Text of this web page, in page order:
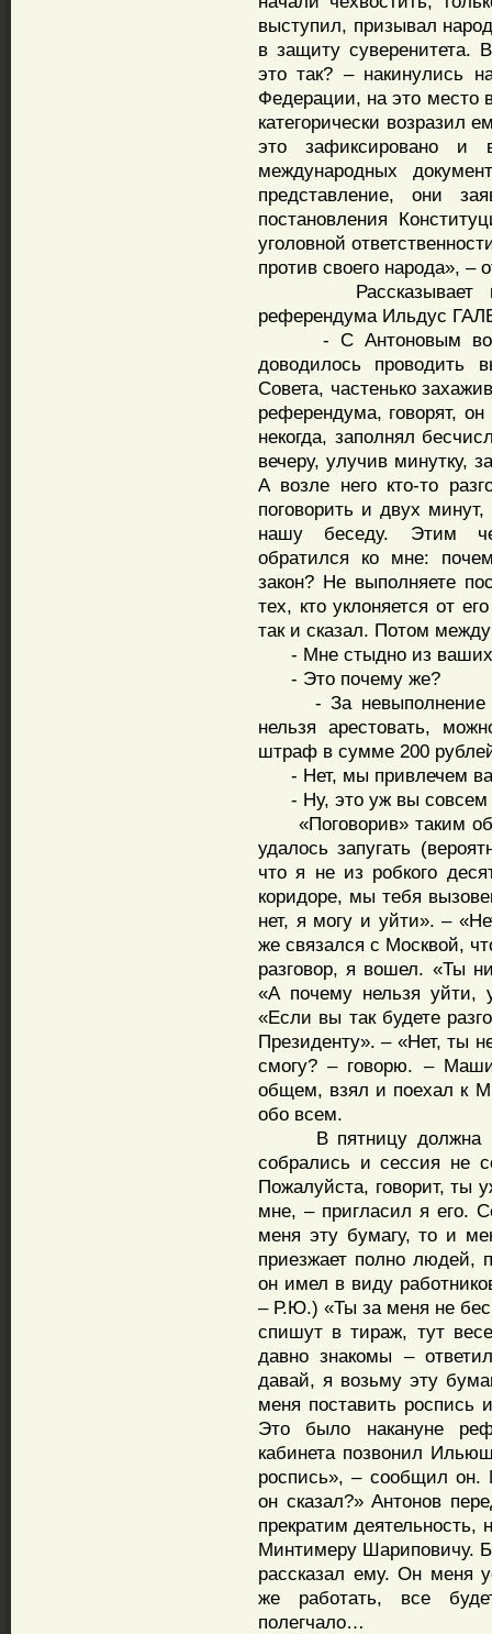
выступил, призывал
в защиту
это так? – накинулись
Федерации, на это место
категорически возразил
это зафиксировано
международных
представление, они
постановления
уголовной
против своего народа», –
Рассказывает
референдума Ильдус
- С Антоновым
доводилось проводить
Совета, частенько
референдума, говорят,
некогда, заполнял
вечеру, улучив минутку,
А возле него кто-то
поговорить и двух
нашу беседу. Этим
обратился ко мне:
закон? Не выполняете
тех, кто уклоняется от
так и сказал. Потом
- Мне стыдно из ваших
- Это почему же?
- За невыполнение
нельзя арестовать,
штраф в сумме 200
- Нет, мы привлечем вас
- Ну, это уж вы совсем
«Поговорив» таким
удалось запугать
что я не из робкого
коридоре, мы тебя
нет, я могу и уйти». –
же связался с Москвой,
разговор, я вошел. «Ты
«А почему нельзя уйти,
«Если вы так будете
Президенту». – «Нет, ты
смогу? – говорю. –
общем, взял и поехал к
обо всем.
В пятницу должна
собрались и сессия не
Пожалуйста, говорит, ты
мне, – пригласил я его.
меня эту бумагу, то и
приезжает полно людей,
он имел в виду
– Р.Ю.) «Ты за меня не
спишут в тираж, тут
давно знакомы –
давай, я возьму эту
меня поставить роспись
Это было накануне
кабинета позвонил
роспись», – сообщил он.
он сказал?» Антонов
прекратим деятельность,
Минтимеру Шариповичу.
рассказал ему. Он меня
же работать, все
полегчало…